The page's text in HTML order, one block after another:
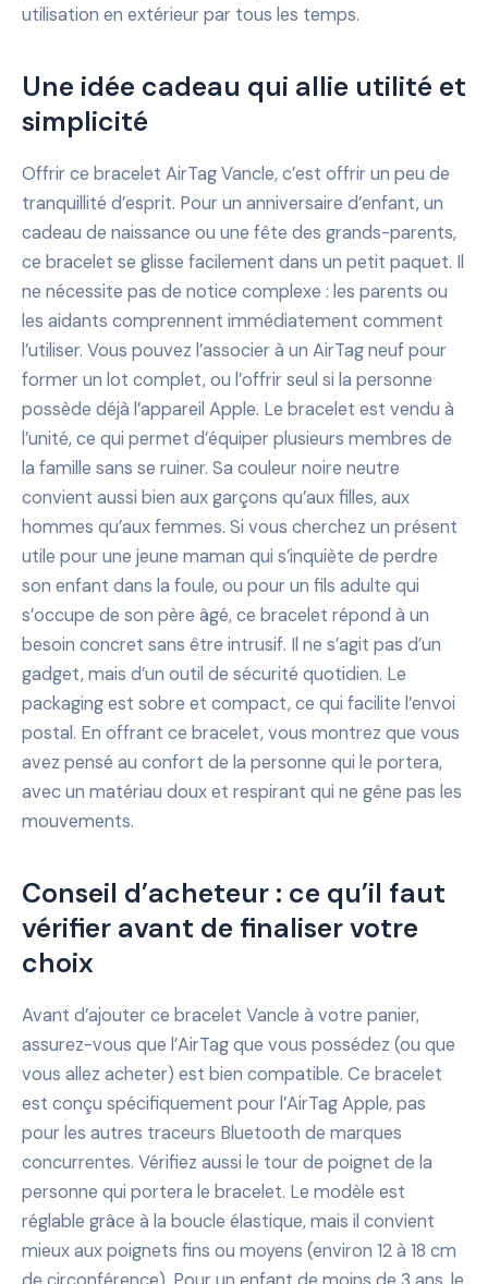
utilisation en extérieur par tous les temps.
Une idée cadeau qui allie utilité et
simplicité
Offrir ce bracelet AirTag Vancle, c’est offrir un peu de
tranquillité d’esprit. Pour un anniversaire d’enfant, un
cadeau de naissance ou une fête des grands-parents,
ce bracelet se glisse facilement dans un petit paquet. Il
ne nécessite pas de notice complexe : les parents ou
les aidants comprennent immédiatement comment
l’utiliser. Vous pouvez l’associer à un AirTag neuf pour
former un lot complet, ou l’offrir seul si la personne
possède déjà l’appareil Apple. Le bracelet est vendu à
l’unité, ce qui permet d’équiper plusieurs membres de
la famille sans se ruiner. Sa couleur noire neutre
convient aussi bien aux garçons qu’aux filles, aux
hommes qu’aux femmes. Si vous cherchez un présent
utile pour une jeune maman qui s’inquiète de perdre
son enfant dans la foule, ou pour un fils adulte qui
s’occupe de son père âgé, ce bracelet répond à un
besoin concret sans être intrusif. Il ne s’agit pas d’un
gadget, mais d’un outil de sécurité quotidien. Le
packaging est sobre et compact, ce qui facilite l’envoi
postal. En offrant ce bracelet, vous montrez que vous
avez pensé au confort de la personne qui le portera,
avec un matériau doux et respirant qui ne gêne pas les
mouvements.
Conseil d’acheteur : ce qu’il faut
vérifier avant de finaliser votre
choix
Avant d’ajouter ce bracelet Vancle à votre panier,
assurez-vous que l’AirTag que vous possédez (ou que
vous allez acheter) est bien compatible. Ce bracelet
est conçu spécifiquement pour l’AirTag Apple, pas
pour les autres traceurs Bluetooth de marques
concurrentes. Vérifiez aussi le tour de poignet de la
personne qui portera le bracelet. Le modèle est
réglable grâce à la boucle élastique, mais il convient
mieux aux poignets fins ou moyens (environ 12 à 18 cm